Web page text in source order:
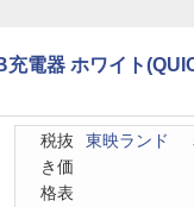
充電器 ホワイト
税抜
き価
格表
東映ランド